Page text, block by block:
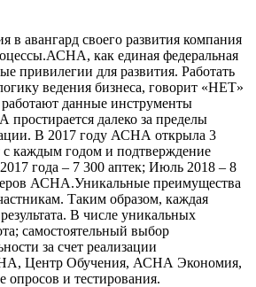
авангард своего развития компания
как единая федеральная
привилегии для развития. Работать
ведения бизнеса, говорит «НЕТ»
данные инструменты
далеко за пределы
В 2017 году АСНА открыла 3
каждым годом и подтверждение
года – 7 300 аптек; Июль 2018 – 8
АСНА.Уникальные преимущества
Таким образом, каждая
В числе уникальных
самостоятельный выбор
за счет реализации
Центр Обучения, АСНА Экономия,
и тестирования.